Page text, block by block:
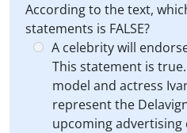
According to the text,
statements is FALSE?
A celebrity will
This statement is
model and actress
represent the
upcoming advertising